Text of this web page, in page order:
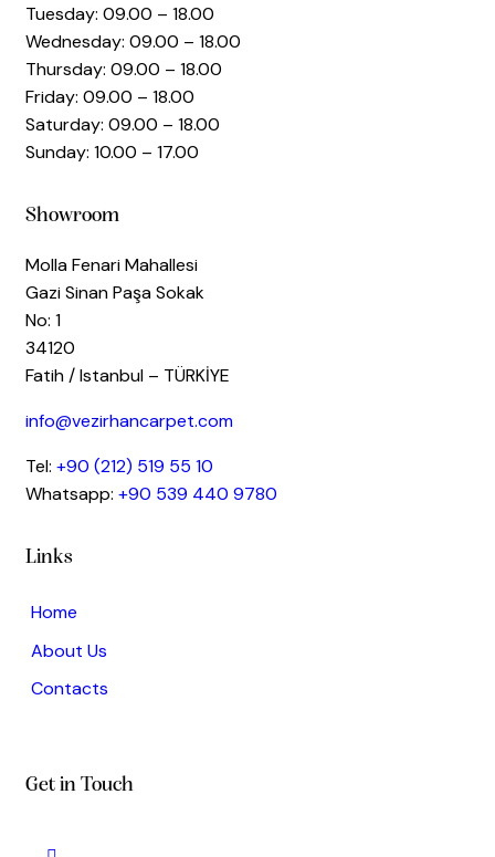
Tuesday: 09.00 – 18.00
Wednesday: 09.00 – 18.00
Thursday: 09.00 – 18.00
Friday: 09.00 – 18.00
Saturday: 09.00 – 18.00
Sunday: 10.00 – 17.00
Showroom
Molla Fenari Mahallesi
Gazi Sinan Paşa Sokak
No: 1
34120
Fatih / Istanbul – TÜRKİYE
info@vezirhancarpet.com
Tel: +90 (212) 519 55 10
Whatsapp: +90 539 440 9780
Links
Home
About Us
Contacts
Get in Touch